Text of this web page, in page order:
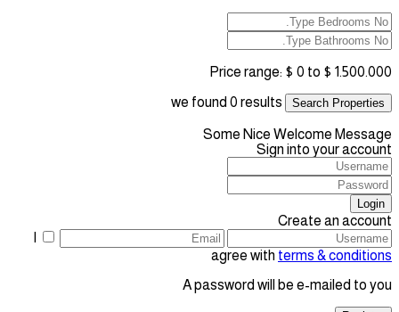
Price range: $ 0 to $ 1.500.000
Search Properties
we found 0 results
Some Nice Welcome Message
Sign into your account
Login
Create an account
agree with terms & conditions
A password will be e-mailed to you